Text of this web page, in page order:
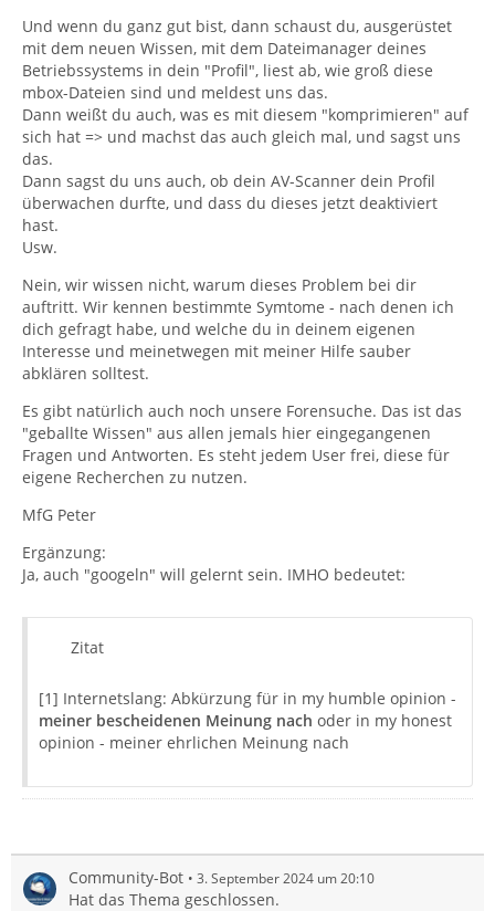
Und wenn du ganz gut bist, dann schaust du, ausgerüstet
mit dem neuen Wissen, mit dem Dateimanager deines
Betriebssystems in dein "Profil", liest ab, wie groß diese
mbox-Dateien sind und meldest uns das.
Dann weißt du auch, was es mit diesem "komprimieren" auf
sich hat => und machst das auch gleich mal, und sagst uns
das.
Dann sagst du uns auch, ob dein AV-Scanner dein Profil
überwachen durfte, und dass du dieses jetzt deaktiviert
hast.
Usw.
Nein, wir wissen nicht, warum dieses Problem bei dir
auftritt. Wir kennen bestimmte Symtome - nach denen ich
dich gefragt habe, und welche du in deinem eigenen
Interesse und meinetwegen mit meiner Hilfe sauber
abklären solltest.
Es gibt natürlich auch noch unsere Forensuche. Das ist das
"geballte Wissen" aus allen jemals hier eingegangenen
Fragen und Antworten. Es steht jedem User frei, diese für
eigene Recherchen zu nutzen.
MfG Peter
Ergänzung:
Ja, auch "googeln" will gelernt sein. IMHO bedeutet:
Zitat
[1] Internetslang: Abkürzung für in my humble opinion -
meiner bescheidenen Meinung nach oder in my honest
opinion - meiner ehrlichen Meinung nach
Community-Bot 3. September 2024 um 20:10
Hat das Thema geschlossen.